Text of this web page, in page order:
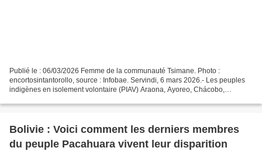
Publié le : 06/03/2026 Femme de la communauté Tsimane. Photo :
encortosintantorollo, source : Infobae. Servindi, 6 mars 2026.- Les peuples
indigènes en isolement volontaire (PIAV) Araona, Ayoreo, Chácobo,
Bolivie : Voici comment les derniers membres
du peuple Pacahuara vivent leur disparition